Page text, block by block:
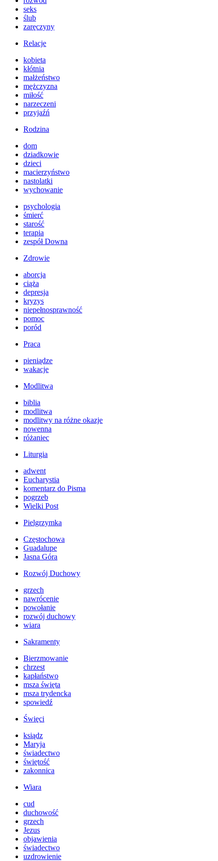
seks
ślub
zaręczyny
Relacje
kobieta
kłótnia
małżeństwo
mężczyzna
miłość
narzeczeni
przyjaźń
Rodzina
dom
dziadkowie
dzieci
macierzyństwo
nastolatki
wychowanie
psychologia
śmierć
starość
terapia
zespół Downa
Zdrowie
aborcja
ciąża
depresja
kryzys
niepełnosprawność
pomoc
poród
Praca
pieniądze
wakacje
Modlitwa
biblia
modlitwa
modlitwy na różne okazje
nowenna
różaniec
Liturgia
adwent
Eucharystia
komentarz do Pisma
pogrzeb
Wielki Post
Pielgrzymka
Częstochowa
Guadalupe
Jasna Góra
Rozwój Duchowy
grzech
nawrócenie
powołanie
rozwój duchowy
wiara
Sakramenty
Bierzmowanie
chrzest
kapłaństwo
msza święta
msza trydencka
spowiedź
Święci
ksiądz
Maryja
świadectwo
świętość
zakonnica
Wiara
cud
duchowość
grzech
Jezus
objawienia
świadectwo
uzdrowienie